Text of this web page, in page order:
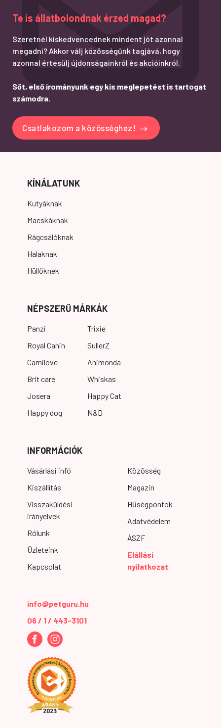
Te is állatbolondnak érzed magad?
Szeretnél kiskedvencednek mindent jót azonnal
megadni? Akkor válj közösségünk tagjává, hogy
azonnal értesülj újdonságainkról és akcióinkról.
Sőt, első irományunk egy kis meglepetést is tartogat
számodra.
Csatlakozom a közösséghez!
KÍNÁLATUNK
Kutyáknak
Macskáknak
Rágcsálóknak
Halaknak
Hüllőknek
NÉPSZERŰ MÁRKÁK
Panzi
Royal Canin
Carnilove
Brit care
Josera
Happy dog
Trixie
SullerZ
Animonda
Whiskas
Happy Cat
N&D
INFORMÁCIÓK
Vásárlási infó
Kiszállítás
Visszaküldési
irányelvek
Rólunk
Üzleteink
Kapcsolat
Közösség
Magazin
Hűségpontok
Adatvédelem
ÁSZF
Elállási
nyilatkozat
info@petguru.hu
06 / 1 / 443-3101